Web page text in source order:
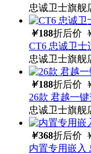
忠诚卫士旗舰
￥188折后价
CT6 忠诚卫士
忠诚卫士旗舰
￥188折后价
26款 君越一
忠诚卫士旗舰
￥368折后价
内置专用嵌入